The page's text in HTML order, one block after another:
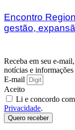
Encontro
gestão,
Receba em seu e-
notícias e
E-mail
Aceito
Li e concordo
Privacidade.
Quero receber